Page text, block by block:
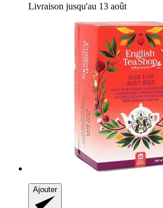
Livraison jusqu'au 13 août
Ajouter